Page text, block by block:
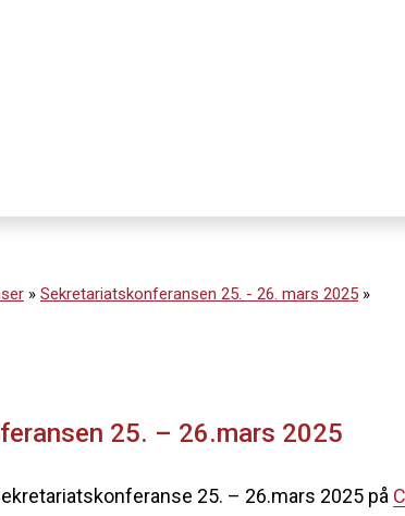
» Sekretariatskonferansen 25. - 26. mars 2025 »
25. – 26.mars 2025
25. – 26.mars 2025 på